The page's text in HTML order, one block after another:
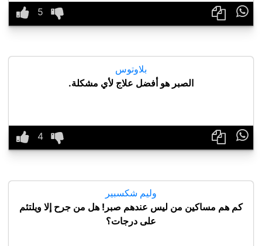

بلاوتوس
الصبر هو أفضل علاج لأي مشكلة.

وليم شكسبير
كم هم مساكين من ليس عندهم صبر! هل من جرح إلا ويلتئم
على درجات؟